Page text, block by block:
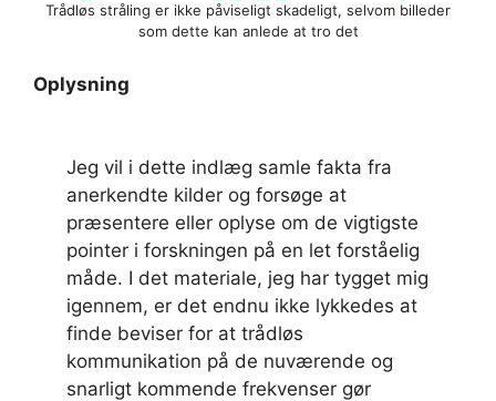
Trådløs stråling er ikke påviseligt skadeligt, selvom billeder
som dette kan anlede at tro det
Oplysning
Jeg vil i dette indlæg samle fakta fra
anerkendte kilder og forsøge at
præsentere eller oplyse om de vigtigste
pointer i forskningen på en let forståelig
måde. I det materiale, jeg har tygget mig
igennem, er det endnu ikke lykkedes at
finde beviser for at trådløs
kommunikation på de nuværende og
snarligt kommende frekvenser gør